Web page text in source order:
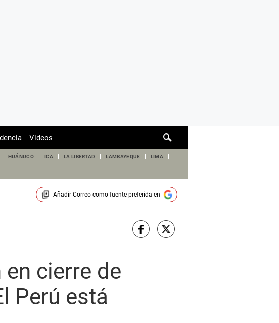
de
Videos
HUÁNUCO ICA LA LIBERTAD LAMBAYEQUE LIMA
Añadir Correocomo fuente preferida en
cierre de
Perú está